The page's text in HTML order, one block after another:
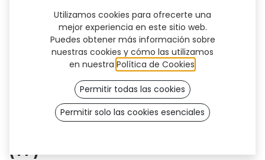
(TF)
Utilizamos cookies para ofrecerte una
mejor experiencia en este sitio web.
Puedes obtener más información sobre
nuestras cookies y cómo las utilizamos
en nuestra Política de Cookies
Permitir todas las cookies
Permitir solo las cookies esenciales